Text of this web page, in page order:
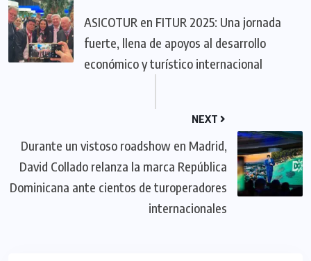
ASICOTUR en FITUR 2025: Una jornada
fuerte, llena de apoyos al desarrollo
económico y turístico internacional
NEXT
Durante un vistoso roadshow en Madrid,
David Collado relanza la marca República
Dominicana ante cientos de turoperadores
internacionales